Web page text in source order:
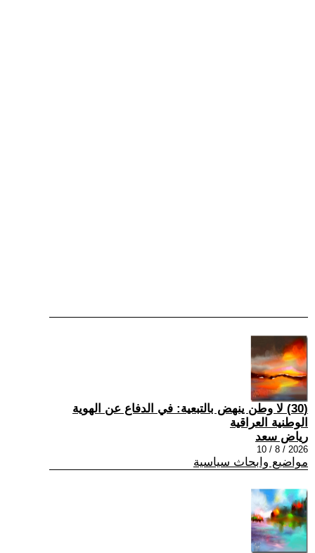
(30) لا وطن ينهض بالتبعية: في الدفاع عن الهوية
الوطنية العراقية
رياض سعد
2026 / 8 / 10
مواضيع وابحاث سياسية